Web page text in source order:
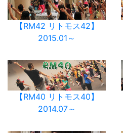
【RM42 リトモス42】
2015.01～
【RM40 リトモス40】
2014.07～